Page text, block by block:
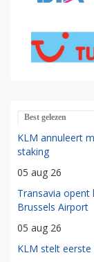
Best gelezen
KLM annuleert
staking
05 aug 26
Transavia
Brussels Airport
05 aug 26
KLM stelt